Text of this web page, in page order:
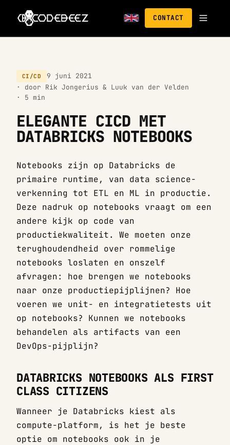
CONTACT
CI/CD
9 juni 2021
· door Rik Jongerius & Luuk van der Velden
· 5 min
ELEGANTE CICD MET
DATABRICKS NOTEBOOKS
Notebooks zijn op Databricks de
primaire runtime, van data science-
verkenning tot ETL en ML in productie.
Deze nadruk op notebooks vraagt om een
andere kijk op code van
productiekwaliteit. We moeten onze
terughoudendheid over rommelige
notebooks loslaten en onszelf
afvragen: hoe brengen we notebooks
naar onze productiepijplijnen? Hoe
voeren we unit- en integratietests uit
op notebooks? Kunnen we notebooks
behandelen als artifacts van een
DevOps-pijplijn?
DATABRICKS NOTEBOOKS ALS FIRST
CLASS CITIZENS
Wanneer je Databricks kiest als
compute-platform, is het je beste
optie om notebooks ook in je